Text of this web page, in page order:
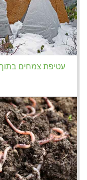
עטיפת צמחים